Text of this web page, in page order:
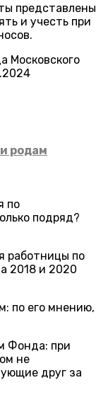
представлены
и учесть при
Московского
родам
по
подряд?
работницы по
2018 и 2020
по его мнению,
Фонда: при
не
друг за